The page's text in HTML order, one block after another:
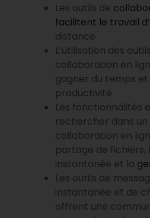
Les outils de
facilitent le travail
distance
L’utilisation des
collaboration en
gagner du temps et
productivité
Les fonctionnalités
rechercher dans un
collaboration en
partage de fichiers,
instantanée et la
Les outils de
instantanée et de
offrent une